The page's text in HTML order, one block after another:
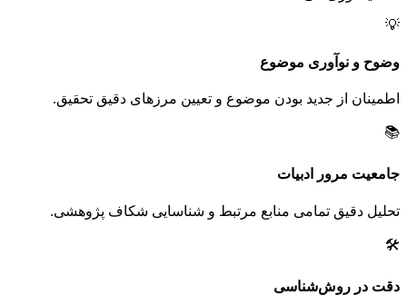
💡
وضوح و نوآوری موضوع
اطمینان از جدید بودن موضوع و تعیین مرزهای دقیق تحقیق.
📚
جامعیت مرور ادبیات
تحلیل دقیق تمامی منابع مرتبط و شناسایی شکاف پژوهشی.
🛠️
دقت در روش‌شناسی